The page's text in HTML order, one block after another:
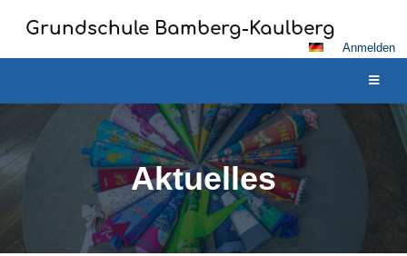
Grundschule Bamberg-Kaulberg
Anmelden
Aktuelles